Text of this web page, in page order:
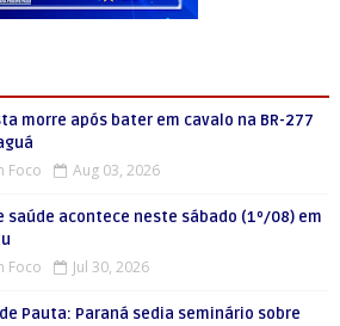
morre após bater em cavalo na BR-277
Foco Aug 03, 2026
saúde acontece neste sábado (1º/08) em
Foco Jul 30, 2026
Pauta: Paraná sedia seminário sobre